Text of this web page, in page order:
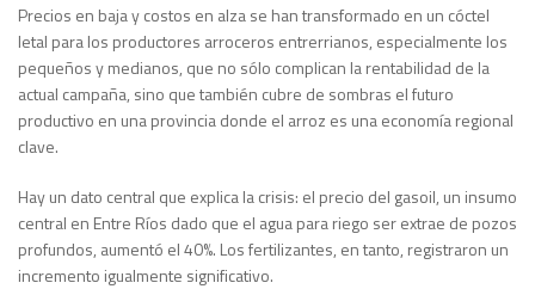
Precios en baja y costos en alza se han transformado en un cóctel
letal para los productores arroceros entrerrianos, especialmente los
pequeños y medianos, que no sólo complican la rentabilidad de la
actual campaña, sino que también cubre de sombras el futuro
productivo en una provincia donde el arroz es una economía regional
clave.
Hay un dato central que explica la crisis: el precio del gasoil, un insumo
central en Entre Ríos dado que el agua para riego ser extrae de pozos
profundos, aumentó el 40%. Los fertilizantes, en tanto, registraron un
incremento igualmente significativo.